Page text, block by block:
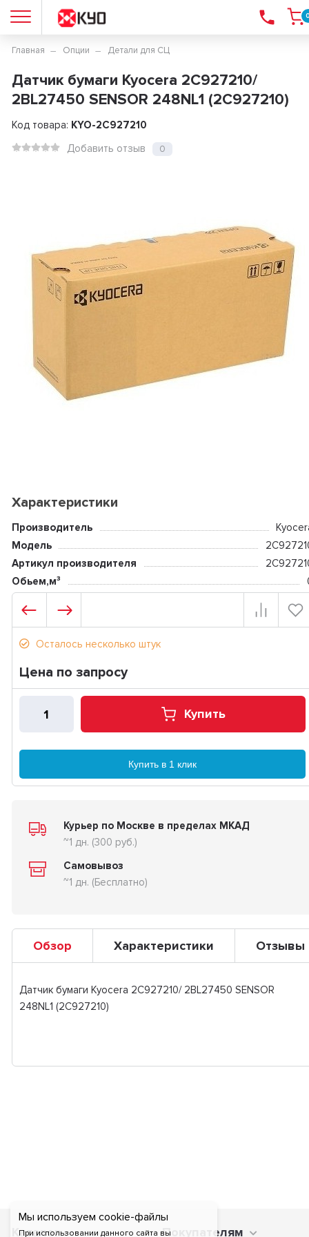
Мы используем cookie-файлы
При использовании данного сайта вы
Главная Опции Детали для СЦ
Датчик бумаги Kyocera 2C927210/
2BL27450 SENSOR 248NL1 (2C927210)
Код товара: KYO-2C927210
Добавить отзыв
0
Характеристики
Производитель
Модель
Артикул производителя
Обьем,м³
Осталось несколько штук
Цена по запросу
Купить
Купить в 1 клик
Курьер по Москве в пределах МКАД
~1 дн. (300 руб.)
Самовывоз
~1 дн. (Бесплатно)
Обзор Характеристики Отзывы
Датчик бумаги Kyocera 2C927210/ 2BL27450 SENSOR
248NL1 (2C927210)
Каталог Покупателям